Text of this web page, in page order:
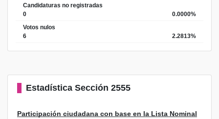
Candidaturas no registradas
0
0.0000%
Votos nulos
6
2.2813%
Estadística Sección 2555
Participación ciudadana con base en la Lista Nominal